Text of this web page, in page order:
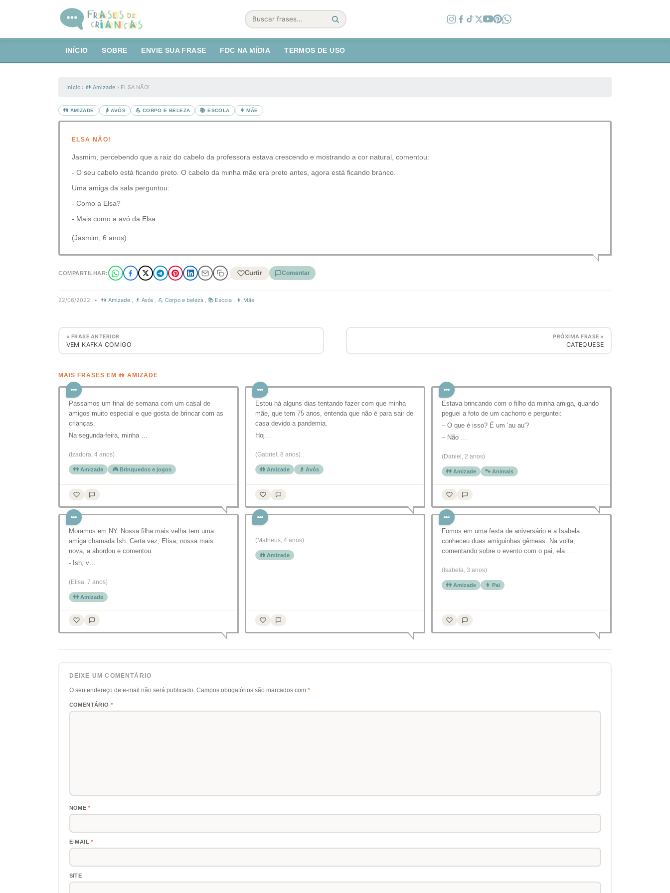
Buscar
INÍCIO SOBRE ENVIE SUA FRASE FDC NA MÍDIA TERMOS DE USO
Início › 👫 Amizade › ELSA NÃO!
👫 AMIZADE 👴 AVÓS 💪 CORPO E BELEZA 📚 ESCOLA 👩 MÃE
ELSA NÃO!
Jasmim, percebendo que a raiz do cabelo da professora estava crescendo e mostrando a cor natural, comentou:
- O seu cabelo está ficando preto. O cabelo da minha mãe era preto antes, agora está ficando branco.
Uma amiga da sala perguntou:
- Como a Elsa?
- Mais como a avó da Elsa.
(Jasmim, 6 anos)
COMPARTILHAR: Curtir Comentar
22/06/2022 • 👫 Amizade , 👴 Avós , 💪 Corpo e beleza , 📚 Escola , 👩 Mãe
« FRASE ANTERIOR
VEM KAFKA COMIGO
PRÓXIMA FRASE »
CATEQUESE
MAIS FRASES EM 👫 AMIZADE
Passamos um final de semana com um casal de
amigos muito especial e que gosta de brincar com as
crianças.
Na segunda-feira, minha …
(Izadora, 4 anos)
👫 Amizade 🎮 Brinquedos e jogos
Estou há alguns dias tentando fazer com que minha
mãe, que tem 75 anos, entenda que não é para sair de
casa devido a pandemia.
Hoj…
(Gabriel, 8 anos)
👫 Amizade 👴 Avós
Estava brincando com o filho da minha amiga, quando
peguei a foto de um cachorro e perguntei:
– O que é isso? É um ‘au au'?
– Não …
(Daniel, 2 anos)
👫 Amizade 🐾 Animais
Moramos em NY. Nossa filha mais velha tem uma
amiga chamada Ish. Certa vez, Elisa, nossa mais
nova, a abordou e comentou:
- Ish, v…
(Elisa, 7 anos)
👫 Amizade
(Matheus, 4 anos)
👫 Amizade
Fomos em uma festa de aniversário e a Isabela
conheceu duas amiguinhas gêmeas. Na volta,
comentando sobre o evento com o pai, ela …
(Isabela, 3 anos)
👫 Amizade 👨 Pai
DEIXE UM COMENTÁRIO
O seu endereço de e-mail não será publicado. Campos obrigatórios são marcados com *
COMENTÁRIO *
NOME *
E-MAIL*
SITE